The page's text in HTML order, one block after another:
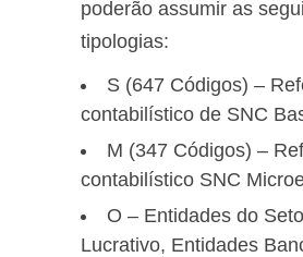
poderão assumir as
tipologias:
S (647 Códigos) –
contabilístico de SNC
M (347 Códigos) –
contabilístico SNC
O – Entidades do
Lucrativo, Entidades